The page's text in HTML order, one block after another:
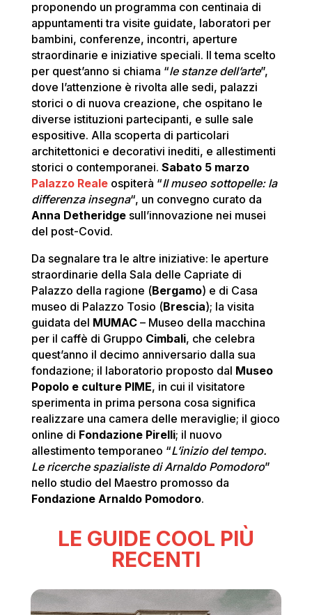
proponendo un programma con centinaia di
appuntamenti tra visite guidate, laboratori per
bambini, conferenze, incontri, aperture
straordinarie e iniziative speciali. Il tema scelto
per quest’anno si chiama “le stanze dell’arte”,
dove l’attenzione è rivolta alle sedi, palazzi
storici o di nuova creazione, che ospitano le
diverse istituzioni partecipanti, e sulle sale
espositive. Alla scoperta di particolari
architettonici e decorativi inediti, e allestimenti
storici o contemporanei. Sabato 5 marzo
Palazzo Realeospiterà “Il museo sottopelle: la
differenza insegna“, un convegno curato da
Anna Detheridgesull’innovazione nei musei
del post-Covid.
Da segnalare tra le altre iniziative: le aperture
straordinarie della Sala delle Capriate di
Palazzo della ragione (Bergamo) e di Casa
museo di Palazzo Tosio (Brescia); la visita
guidata del MUMAC– Museo della macchina
per il caffè di Gruppo Cimbali, che celebra
quest’anno il decimo anniversario dalla sua
fondazione; il laboratorio proposto dal Museo
Popolo e culture PIME, in cui il visitatore
sperimenta in prima persona cosa significa
realizzare una camera delle meraviglie; il gioco
online di Fondazione Pirelli; il nuovo
allestimento temporaneo “L’inizio del tempo.
Le ricerche spazialiste di Arnaldo Pomodoro”
nello studio del Maestro promosso da
Fondazione Arnaldo Pomodoro.
LE GUIDE COOL PIÙ
RECENTI